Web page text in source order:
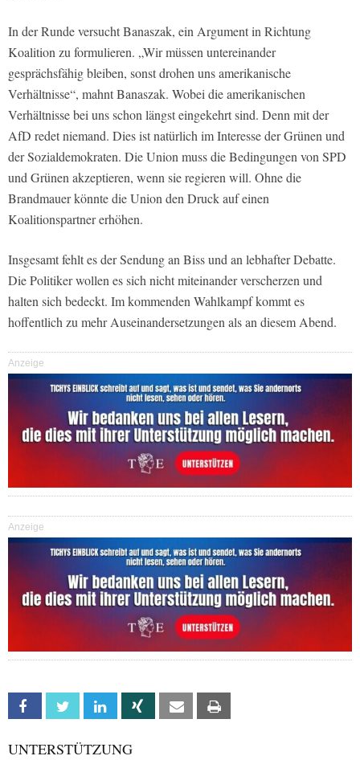
In der Runde versucht Banaszak, ein Argument in Richtung
Koalition zu formulieren. „Wir müssen untereinander
gesprächsfähig bleiben, sonst drohen uns amerikanische
Verhältnisse“, mahnt Banaszak. Wobei die amerikanischen
Verhältnisse bei uns schon längst eingekehrt sind. Denn mit der
AfD redet niemand. Dies ist natürlich im Interesse der Grünen und
der Sozialdemokraten. Die Union muss die Bedingungen von SPD
und Grünen akzeptieren, wenn sie regieren will. Ohne die
Brandmauer könnte die Union den Druck auf einen
Koalitionspartner erhöhen.
Insgesamt fehlt es der Sendung an Biss und an lebhafter Debatte.
Die Politiker wollen es sich nicht miteinander verscherzen und
halten sich bedeckt. Im kommenden Wahlkampf kommt es
hoffentlich zu mehr Auseinandersetzungen als an diesem Abend.
Anzeige
Anzeige
Facebook Twitter Linkedin Xing Email
UNTERSTÜTZUNG